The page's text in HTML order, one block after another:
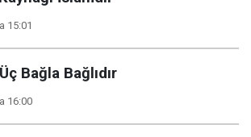
15:01
Bağla Bağlıdır
16:00